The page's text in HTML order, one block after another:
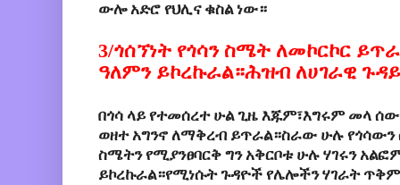
ውሎ አድሮ የህሊና ቁስል ነው።
3/ጎሰኘነት የጎሳን ስሜት ለመኮርኮር
ዓለምን ይኮረኩራል።ሕዝብ ለሀገራዊ
በጎሳ ላይ የተመሰረተ ሁል ጊዜ እጁም፣እግሩም መላ
ወዘተ አግንኖ ለማቅረብ ይጥራል።ስራው ሁሉ የጎሳውን
ስሜትን የሚያንፀባርቅ ግን አቅርቦቱ ሁሉ ሃገሩን
ይኮረኩራል።የሚነሱት ጉዳዮች የሌሎችን ሃገራት ጥቅም